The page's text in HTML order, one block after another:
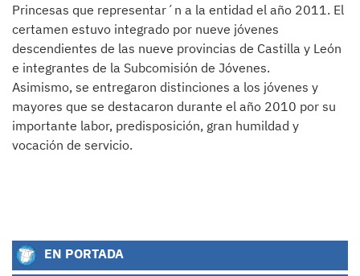
Princesas que representar´n a la entidad el año 2011. El
certamen estuvo integrado por nueve jóvenes
descendientes de las nueve provincias de Castilla y León
e integrantes de la Subcomisión de Jóvenes.
Asimismo, se entregaron distinciones a los jóvenes y
mayores que se destacaron durante el año 2010 por su
importante labor, predisposición, gran humildad y
vocación de servicio.
EN PORTADA